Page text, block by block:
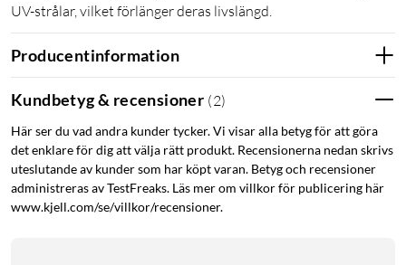
UV-strålar, vilket förlänger deras livslängd.
Producentinformation
Kundbetyg & recensioner (2)
Här ser du vad andra kunder tycker. Vi visar alla betyg för att göra
det enklare för dig att välja rätt produkt. Recensionerna nedan skrivs
uteslutande av kunder som har köpt varan. Betyg och recensioner
administreras av TestFreaks. Läs mer om villkor för publicering här
www.kjell.com/se/villkor/recensioner.